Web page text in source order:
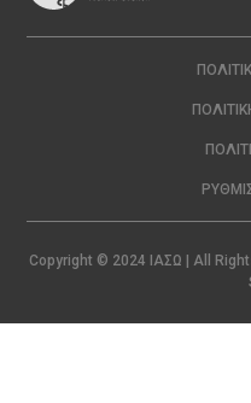
Copyright © 2024 ΙΑΣΩ | All